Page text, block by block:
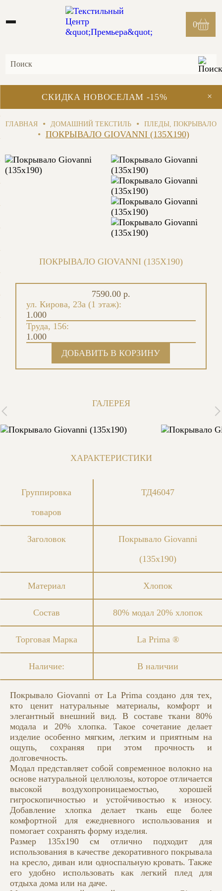
0
×
СКИДКА НОВОСЕЛАМ -15%
ГЛАВНАЯ • ДОМАШНИЙ ТЕКСТИЛЬ • ПЛЕДЫ, ПОКРЫВАЛО
• ПОКРЫВАЛО GIOVANNI (135X190)
ПОКРЫВАЛО GIOVANNI (135X190)
Труда, 156:
1.000
ул. Кирова, 23а (1 этаж):
1.000
7590.00 р.
ГАЛЕРЕЯ
ХАРАКТЕРИСТИКИ
Группировка
товаров
ТД46047
Заголовок
Покрывало Giovanni
(135x190)
Материал Хлопок
Состав 80% модал 20% хлопок
Торговая Марка La Prima ®
Наличие: В наличии
Покрывало Giovanni от La Prima создано для тех,
кто ценит натуральные материалы, комфорт и
элегантный внешний вид. В составе ткани 80%
модала и 20% хлопка. Такое сочетание делает
изделие особенно мягким, легким и приятным на
ощупь, сохраняя при этом прочность и
долговечность.
Модал представляет собой современное волокно на
основе натуральной целлюлозы, которое отличается
высокой воздухопроницаемостью, хорошей
гигроскопичностью и устойчивостью к износу.
Добавление хлопка делает ткань еще более
комфортной для ежедневного использования и
помогает сохранять форму изделия.
Размер 135x190 см отлично подходит для
использования в качестве декоративного покрывала
на кресло, диван или односпальную кровать. Также
его удобно использовать как легкий плед для
отдыха дома или на даче.